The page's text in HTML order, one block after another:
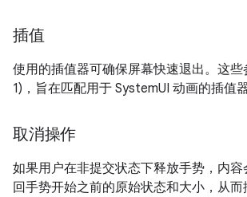
插值
使用的插值器可确保屏幕快速退出。这些
1)，旨在匹配用于 SystemUI 动画的插值
取消操作
如果用户在非提交状态下释放手势，内
回手势开始之前的原始状态和大小，从